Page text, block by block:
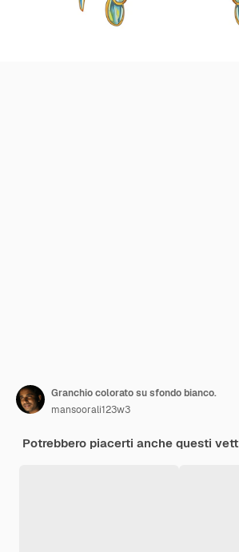
Granchio colorato su sfondo bianco.
mansoorali123w3
Potrebbero piacerti anche questi